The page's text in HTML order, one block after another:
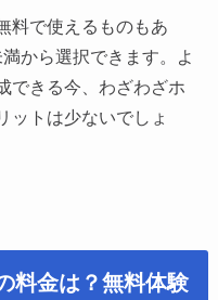
料で使えるものもあ
から選択できます。よ
できる今、わざわざホ
ットは少ないでしょ
料金は？無料体験